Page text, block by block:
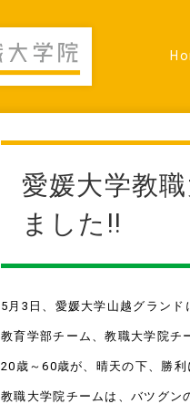
愛媛大学教
ました!!
5月3日、愛媛大学山越グランド
教育学部チーム、教職大学院チ
20歳～60歳が、晴天の下、勝利
教職大学院チームは、バツグン